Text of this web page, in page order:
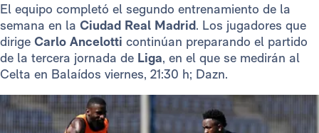
El equipo completó el segundo entrenamiento de la
semana en la Ciudad Real Madrid. Los jugadores que
dirige Carlo Ancelotti continúan preparando el partido
de la tercera jornada de Liga, en el que se medirán al
Celta en Balaídos viernes, 21:30 h; Dazn.